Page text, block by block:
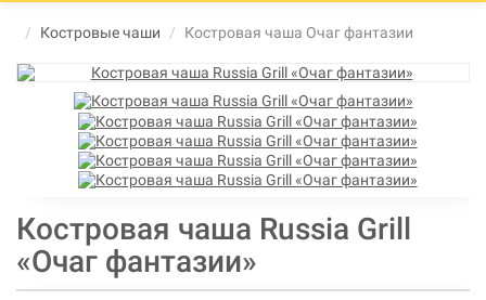
Костровые чаши Костровая чаша Очаг фантазии
Костровая чаша Russia Grill
«Очаг фантазии»